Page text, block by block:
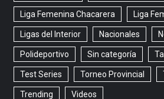
Liga Femenina Chacarera Liga
Ligas del Interior Nacionales
Polideportivo Sin categoría
Test Series Torneo Provincial
Trending Videos